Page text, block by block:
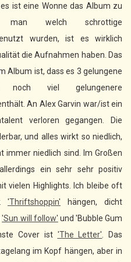
ist eine Wonne das Album zu
man welch schrottige
wurden, ist es wirklich
die Aufnahmen haben. Das
Album ist, dass es 3 gelungene
viel gelungenere
An Alex Garvin war/ist ein
verloren gegangen. Die
und alles wirkt so niedlich,
immer niedlich sind. Im Großen
ein sehr sehr positiv
vielen Highlights. Ich bleibe oft
'Thriftshoppin' hängen, dicht
'Sun will follow' und 'Bubble Gum
Cover ist 'The Letter' . Das
im Kopf hängen, aber in